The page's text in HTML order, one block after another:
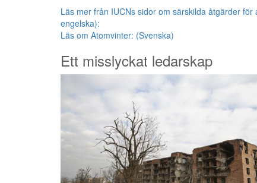
Läs mer från IUCNs sidor om särskilda åtgärder
engelska):
Läs om Atomvinter: (Svenska)
Ett misslyckat ledarskap